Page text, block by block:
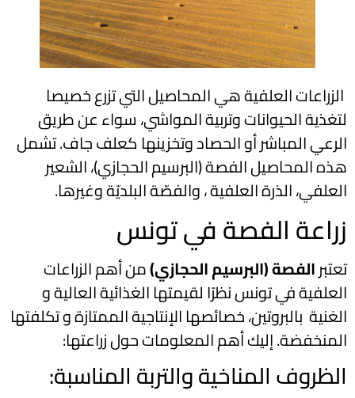
الزراعات العلفية هي المحاصيل التي تزرع خصيصا
لتغذية الحيوانات وتربية المواشي، سواء عن طريق
الرعي المباشر أو الحصاد وتخزينها كعلف جاف. تشمل
هذه المحاصيل الفصة (البرسيم الحجازي)، الشعير
العلفي، الذرة العلفية ، والفصّة البلديّة وغيرها.
زراعة الفصة في تونس
تعتبرالفصة (البرسيم الحجازي)من أهم الزراعات
العلفية في تونس نظرًا لقيمتها الغذائية العالية و
الغنية بالبروتين، خصائصها الإنتاجية الممتازة و تكلفتها
المنخفضة. إليك أهم المعلومات حول زراعتها:
الظروف المناخية والتربة المناسبة: